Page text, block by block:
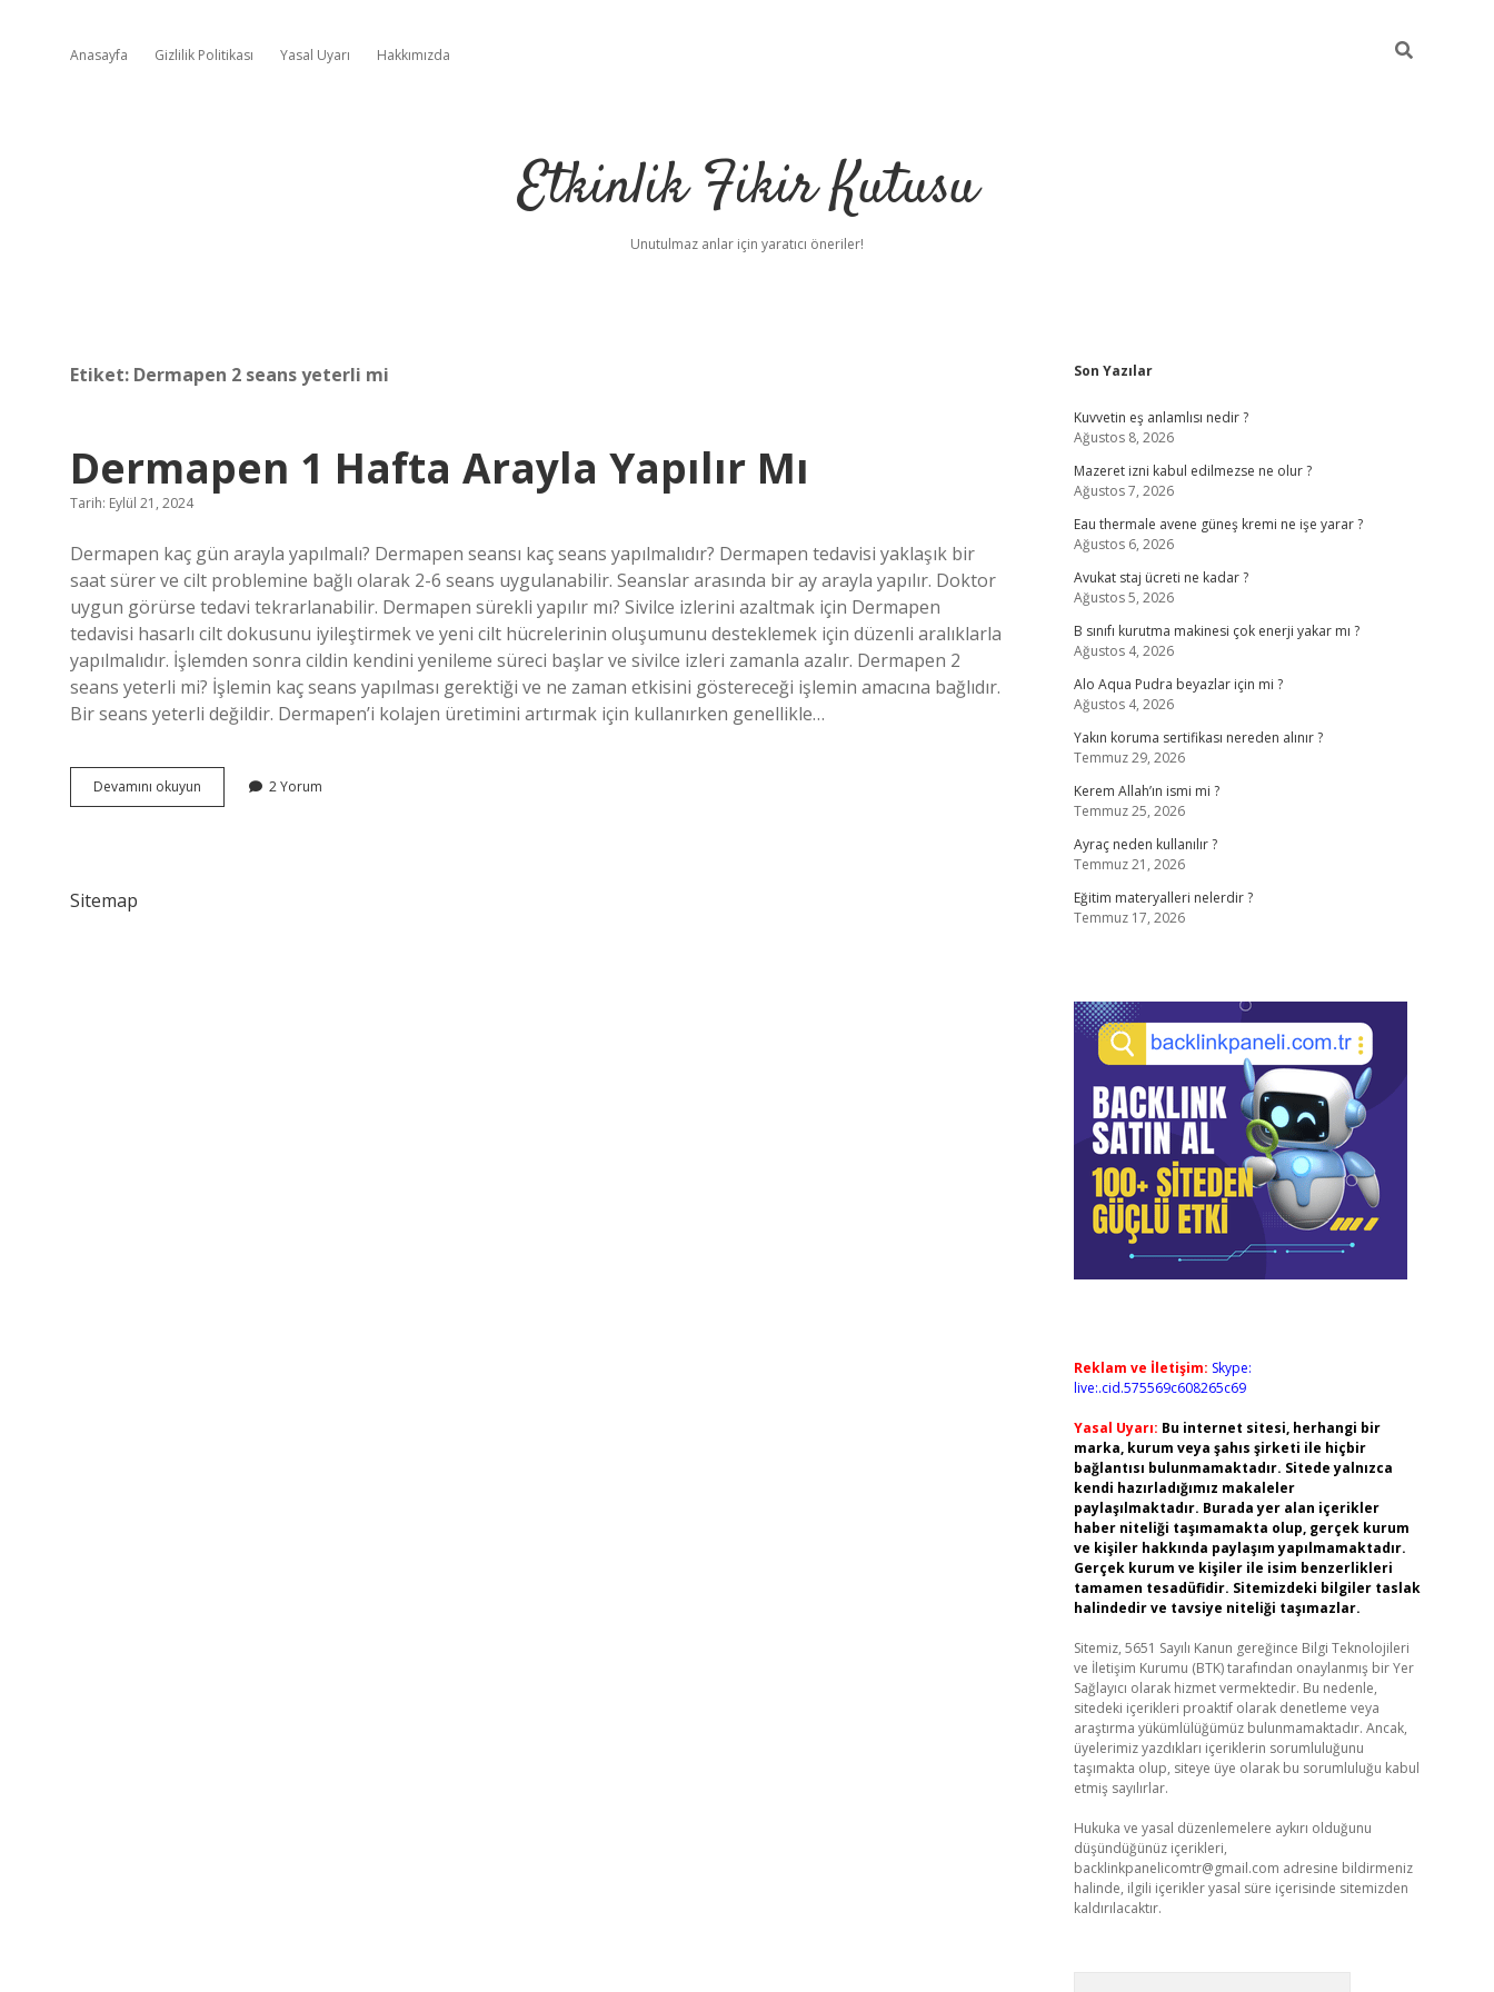
Anasayfa Gizlilik Politikası Yasal Uyarı Hakkımızda
Etkinlik Fikir Kutusu
Unutulmaz anlar için yaratıcı öneriler!
Etiket: Dermapen 2 seans yeterli mi
Dermapen 1 Hafta Arayla Yapılır Mı
Tarih: Eylül 21, 2024
Dermapen kaç gün arayla yapılmalı? Dermapen seansı kaç seans yapılmalıdır? Dermapen tedavisi yaklaşık bir
saat sürer ve cilt problemine bağlı olarak 2-6 seans uygulanabilir. Seanslar arasında bir ay arayla yapılır. Doktor
uygun görürse tedavi tekrarlanabilir. Dermapen sürekli yapılır mı? Sivilce izlerini azaltmak için Dermapen
tedavisi hasarlı cilt dokusunu iyileştirmek ve yeni cilt hücrelerinin oluşumunu desteklemek için düzenli aralıklarla
yapılmalıdır. İşlemden sonra cildin kendini yenileme süreci başlar ve sivilce izleri zamanla azalır. Dermapen 2
seans yeterli mi? İşlemin kaç seans yapılması gerektiği ve ne zaman etkisini göstereceği işlemin amacına bağlıdır.
Bir seans yeterli değildir. Dermapen’i kolajen üretimini artırmak için kullanırken genellikle…
Devamını okuyun Dermapen
1
2 Yorum
Sitemap
Sidebar
Son Yazılar
Kuvvetin eş anlamlısı nedir ?
Ağustos 8, 2026
Mazeret izni kabul edilmezse ne olur ?
Ağustos 7, 2026
Eau thermale avene güneş kremi ne işe yarar ?
Ağustos 6, 2026
Avukat staj ücreti ne kadar ?
Ağustos 5, 2026
B sınıfı kurutma makinesi çok enerji yakar mı ?
Ağustos 4, 2026
Alo Aqua Pudra beyazlar için mi ?
Ağustos 4, 2026
Yakın koruma sertifikası nereden alınır ?
Temmuz 29, 2026
Kerem Allah’ın ismi mi ?
Temmuz 25, 2026
Ayraç neden kullanılır ?
Temmuz 21, 2026
Eğitim materyalleri nelerdir ?
Temmuz 17, 2026
Reklam ve İletişim: Skype:
live:.cid.575569c608265c69
Yasal Uyarı: Bu internet sitesi, herhangi bir
marka, kurum veya şahıs şirketi ile hiçbir
bağlantısı bulunmamaktadır. Sitede yalnızca
kendi hazırladığımız makaleler
paylaşılmaktadır. Burada yer alan içerikler
haber niteliği taşımamakta olup, gerçek kurum
ve kişiler hakkında paylaşım yapılmamaktadır.
Gerçek kurum ve kişiler ile isim benzerlikleri
tamamen tesadüfidir. Sitemizdeki bilgiler taslak
halindedir ve tavsiye niteliği taşımazlar.
Sitemiz, 5651 Sayılı Kanun gereğince Bilgi Teknolojileri
ve İletişim Kurumu (BTK) tarafından onaylanmış bir Yer
Sağlayıcı olarak hizmet vermektedir. Bu nedenle,
sitedeki içerikleri proaktif olarak denetleme veya
araştırma yükümlülüğümüz bulunmamaktadır. Ancak,
üyelerimiz yazdıkları içeriklerin sorumluluğunu
taşımakta olup, siteye üye olarak bu sorumluluğu kabul
etmiş sayılırlar.
Hukuka ve yasal düzenlemelere aykırı olduğunu
düşündüğünüz içerikleri,
backlinkpanelicomtr@gmail.com adresine bildirmeniz
halinde, ilgili içerikler yasal süre içerisinde sitemizden
kaldırılacaktır.